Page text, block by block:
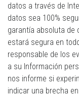
datos a través de
datos sea 100%
garantía absoluta de
estará segura en
responsable de los
a su Información
nos informe si
indicar una brecha